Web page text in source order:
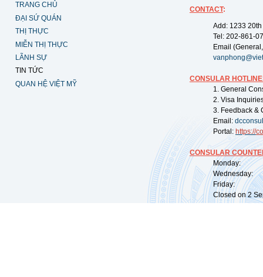
TRANG CHỦ
ĐẠI SỨ QUÁN
THỊ THỰC
MIỄN THỊ THỰC
LÃNH SỰ
TIN TỨC
QUAN HỆ VIỆT MỸ
CONTACT:
Add: 1233
Tel: 202-861-
Email
CONSULAR
1. General
2. Visa
3. Feedback &
Email:
Portal: https://
CONSULAR
Monday:
Wednesday:
Friday:
Closed on 2